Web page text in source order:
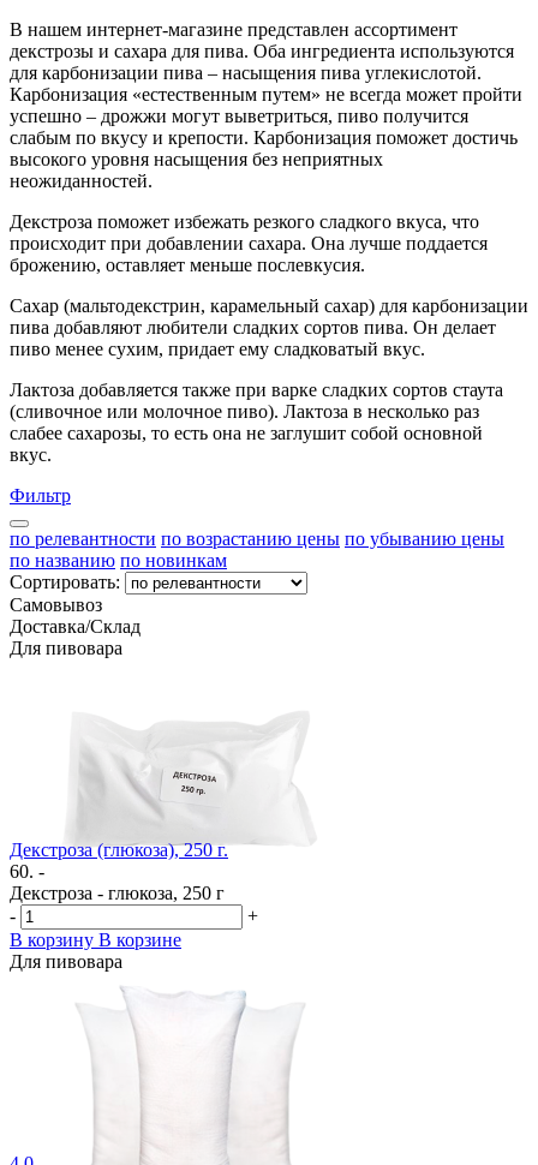
В нашем интернет-магазине представлен ассортимент
декстрозы и сахара для пива. Оба ингредиента используются
для карбонизации пива – насыщения пива углекислотой.
Карбонизация «естественным путем» не всегда может пройти
успешно – дрожжи могут выветриться, пиво получится
слабым по вкусу и крепости. Карбонизация поможет достичь
высокого уровня насыщения без неприятных
неожиданностей.
Декстроза поможет избежать резкого сладкого вкуса, что
происходит при добавлении сахара. Она лучше поддается
брожению, оставляет меньше послевкусия.
Сахар (мальтодекстрин, карамельный сахар) для карбонизации
пива добавляют любители сладких сортов пива. Он делает
пиво менее сухим, придает ему сладковатый вкус.
Лактоза добавляется также при варке сладких сортов стаута
(сливочное или молочное пиво). Лактоза в несколько раз
слабее сахарозы, то есть она не заглушит собой основной
вкус.
Фильтр
по релевантности по возрастанию цены по убыванию цены
по названию по новинкам
Сортировать:
Самовывоз
Доставка/Склад
Для пивовара
Декстроза (глюкоза), 250 г.
60. -
Декстроза - глюкоза, 250 г
-
+
В корзину В корзине
Для пивовара